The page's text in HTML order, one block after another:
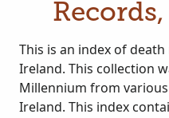
This is an index of
Ireland. This collection
Millennium from
Ireland. This index